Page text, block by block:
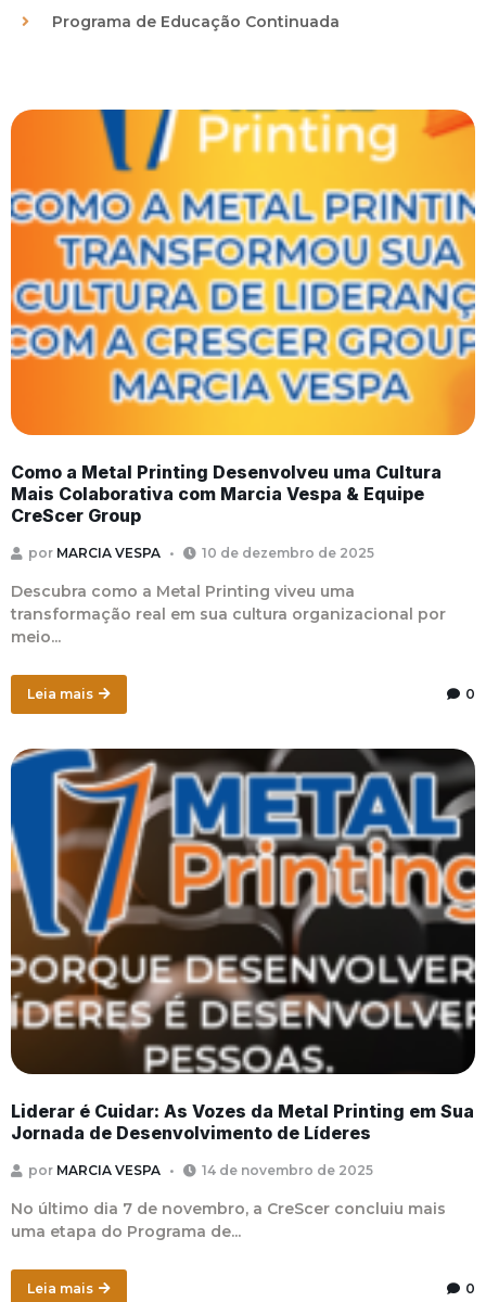
Programa de Educação Continuada
Como a Metal Printing Desenvolveu uma Cultura
Mais Colaborativa com Marcia Vespa & Equipe
CreScer Group
por MARCIA VESPA 10 de dezembro de 2025
Descubra como a Metal Printing viveu uma
transformação real em sua cultura organizacional por
meio...
Leia mais 0
Liderar é Cuidar: As Vozes da Metal Printing em Sua
Jornada de Desenvolvimento de Líderes
por MARCIA VESPA 14 de novembro de 2025
No último dia 7 de novembro, a CreScer concluiu mais
uma etapa do Programa de...
Leia mais 0